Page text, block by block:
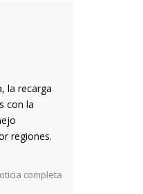
la recarga
con la
regiones.
completa